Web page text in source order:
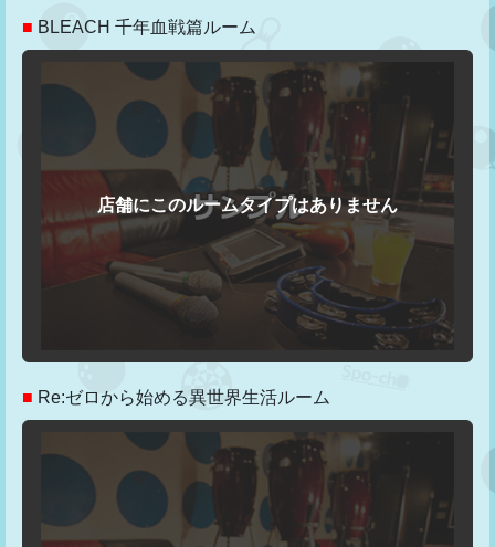
■ BLEACH 千年血戦篇ルーム
■ Re:ゼロから始める異世界生活ルーム